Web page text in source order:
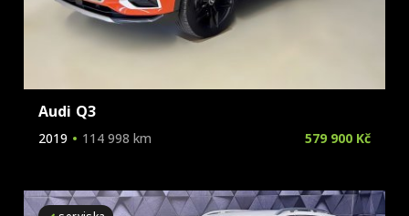
Audi Q3
2019 114 998 km 579 900 Kč